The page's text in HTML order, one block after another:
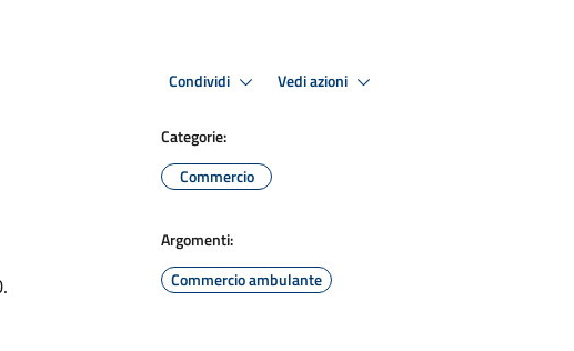
Condividi Vedi azioni
Categorie:
Commercio
Argomenti:
Commercio ambulante